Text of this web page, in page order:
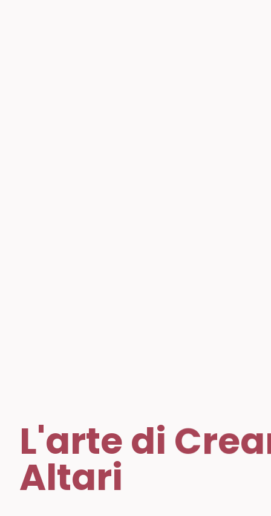
L'arte di
Altari